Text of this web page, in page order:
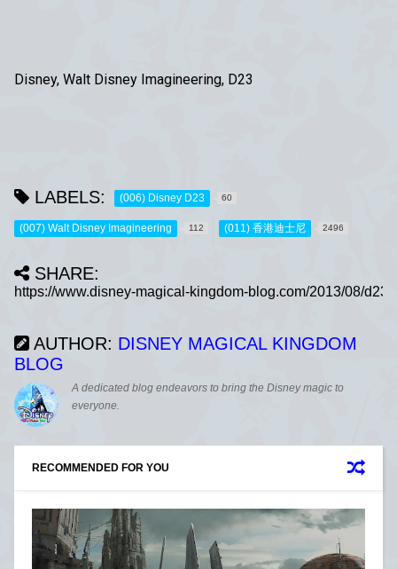
Disney, Walt Disney Imagineering, D23
LABELS: (006) Disney D23 60
(007) Walt Disney Imagineering 112 (011) 香港迪士尼 2496
SHARE:
AUTHOR: DISNEY MAGICAL KINGDOM
BLOG
A dedicated blog endeavors to bring the Disney magic to
everyone.
RECOMMENDED FOR YOU